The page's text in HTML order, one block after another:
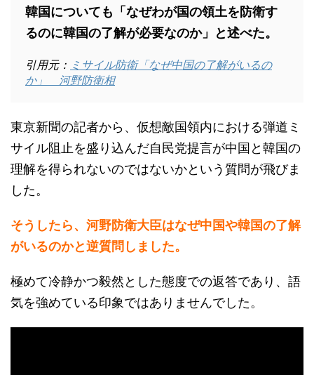
韓国についても「なぜわが国の領土を防衛す
るのに韓国の了解が必要なのか」と述べた。
引用元： ミサイル防衛「なぜ中国の了解がいるの
か」 河野防衛相
東京新聞の記者から、仮想敵国領内における弾道ミ
サイル阻止を盛り込んだ自民党提言が中国と韓国の
理解を得られないのではないかという質問が飛びま
した。
そうしたら、河野防衛大臣はなぜ中国や韓国の了解
がいるのかと逆質問しました。
極めて冷静かつ毅然とした態度での返答であり、語
気を強めている印象ではありませんでした。